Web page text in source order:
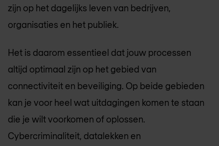
zijn op het dagelijks leven van bedrijven,
organisaties en het publiek.
Het is daarom essentieel dat jouw processen
altijd optimaal zijn op het gebied van
connectiviteit en beveiliging. Op beide gebieden
kan je voor heel wat uitdagingen komen te staan
die je wilt voorkomen of oplossen.
Cybercriminaliteit, datalekken en